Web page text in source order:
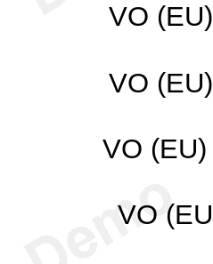
VO (EU)
VO (EU)
VO (EU)
VO